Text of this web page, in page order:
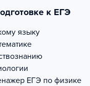
к ЕГЭ
языку
ЕГЭ по физике